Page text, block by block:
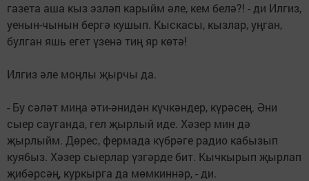
газета аша кыз эзләп карыйм әле, кем белә?! - ди Илгиз,
уенын-чынын бергә кушып. Кыскасы, кызлар, уңган,
булган яшь егет үзенә тиң яр көтә!
Илгиз әле моңлы җырчы да.
- Бу сәләт миңа әти-әнидән күчкәндер, күрәсең. Әни
сыер сауганда, гел җырлый иде. Хәзер мин дә
җырлыйм. Дөрес, фермада күбрәге радио кабызып
куябыз. Хәзер сыерлар үзгәрде бит. Кычкырып җыр­лап
җибәрсәң, куркырга да мөмкиннәр, - ди.